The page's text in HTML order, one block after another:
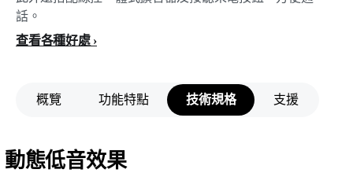
話。
查看各種好處
概覽 功能特點 技術規格 支援
動態低音效果